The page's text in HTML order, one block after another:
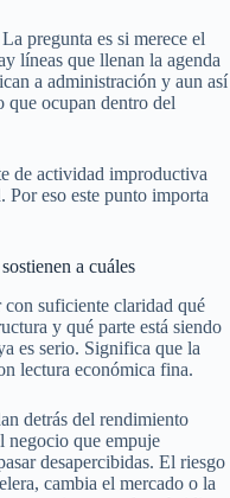
pregunta es si merece el
líneas que llenan la agenda
a administración y aun así
que ocupan dentro del
de actividad improductiva
Por eso este punto importa
a cuáles
suficiente claridad qué
y qué parte está siendo
es serio. Significa que la
lectura económica fina.
detrás del rendimiento
negocio que empuje
desapercibidas. El riesgo
cambia el mercado o la